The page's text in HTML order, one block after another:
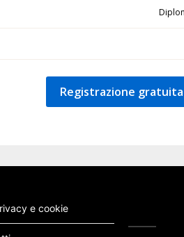
Registrazione gratuita
e cookie